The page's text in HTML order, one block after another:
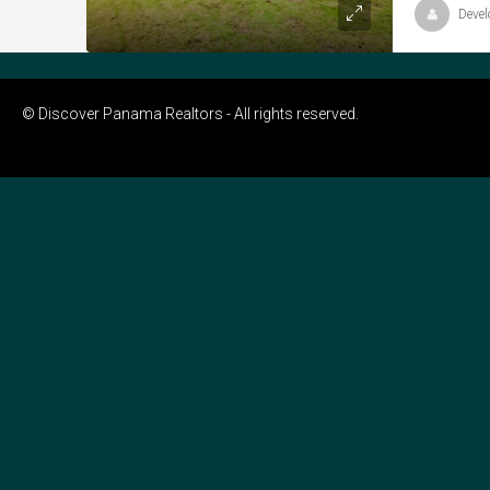
© Discover Panama Realtors - All rights reserved.